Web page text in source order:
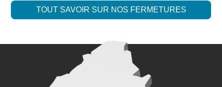
TOUT SAVOIR SUR NOS FERMETURES